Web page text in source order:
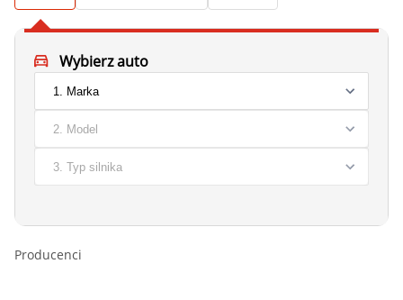
Wybierz auto
Producenci